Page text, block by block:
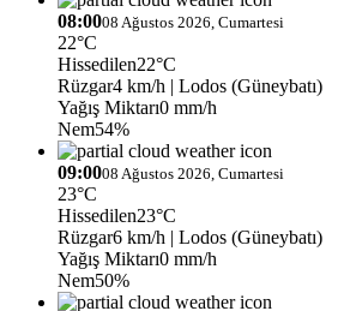
08:0008 Ağustos 2026, Cumartesi
22°C
Hissedilen22°C
Rüzgar4 km/h | Lodos (Güneybatı)
Yağış Miktarı0 mm/h
Nem54%
09:0008 Ağustos 2026, Cumartesi
23°C
Hissedilen23°C
Rüzgar6 km/h | Lodos (Güneybatı)
Yağış Miktarı0 mm/h
Nem50%